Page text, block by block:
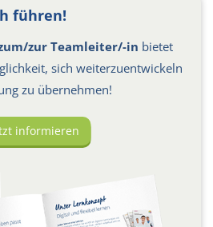
führen!
zur Teamleiter/-in bietet
sich weiterzuentwickeln
zu übernehmen!
informieren